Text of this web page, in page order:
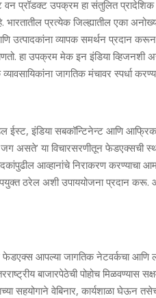
वन प्रॉडक्ट उपक्रम हा संतुलित प्रादेशिक
प्रत्येक जिल्ह्यातील एका
उत्पादकांना व्यापक समर्थन प्रदान
हा उपक्रम मेक इन इंडिया व्हिजनशी
जागतिक मंचावर स्पर्धा
ईस्ट, इंडिया सबकॉन्टिनेन्ट आणि
असते’ या विचारसरणीतून फेडएक्सची
आव्हानांचे निराकरण करण्याचा
ठरेल अशी उपाययोजना प्रदान करू.
फेडएक्स आपल्या जागतिक नेटवर्कचा आणि
बाजारपेठेची पोहोच मिळवण्यास
सहयोगाने वेबिनार, कार्यशाळा घेऊन